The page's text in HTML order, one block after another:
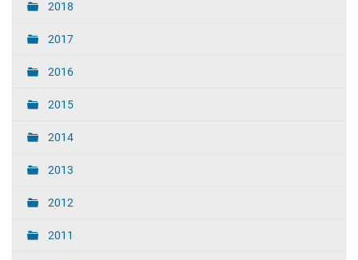
2018
2017
2016
2015
2014
2013
2012
2011